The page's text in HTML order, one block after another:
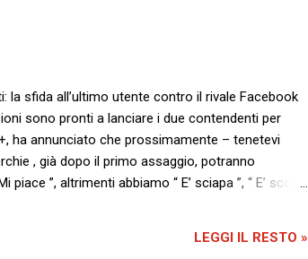
la sfida all’ultimo utente contro il rivale Facebook
sono pronti a lanciare i due contendenti per
ha annunciato che prossimamente – tenetevi
, già dopo il primo assaggio, potranno
”, altrimenti abbiamo “ E’ sciapa ”, “ E’ scotta
una ponderata tastata, dovranno ...
LEGGI IL RESTO »